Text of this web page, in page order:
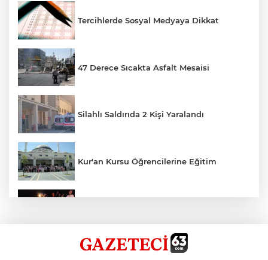
Tercihlerde Sosyal Medyaya Dikkat
47 Derece Sıcakta Asfalt Mesaisi
Silahlı Saldırıda 2 Kişi Yaralandı
Kur'an Kursu Öğrencilerine Eğitim
Siverek’te Mahmut Gülel Dönemi